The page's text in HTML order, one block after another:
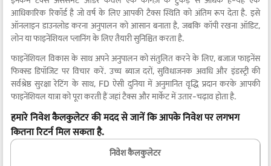
आधिकारिक रिकॉर्ड है जो वर्ष के लिए आपकी टैक्स स्थिति को अंतिम रूप देता है. इसे
ऑनलाइन डाउनलोड करना अनुपालन को आसान बनाता है, जबकि कॉपी रखना ऑडिट,
लोन या फाइनेंशियल प्लानिंग के लिए तैयारी सुनिश्चित करता है.
फाइनेंशियल विकास के साथ अपने अनुपालन को संतुलित करने के लिए, बजाज फाइनेंस
फिक्स्ड डिपॉजिट पर विचार करें. उच्च ब्याज दरों, सुविधाजनक अवधि और इंडस्ट्री की
सर्वश्रेष्ठ सुरक्षा रेटिंग के साथ, FD ऐसी दुनिया में अनुमानित वृद्धि प्रदान करके आपकी
फाइनेंशियल यात्रा को पूरा करती हैं जहां टैक्स और मार्केट में उतार-चढ़ाव होता है.
हमारे निवेश कैलकुलेटर की मदद से जानें कि आपके निवेश पर लगभग
कितना रिटर्न मिल सकता है.
निवेश कैलकुलेटर